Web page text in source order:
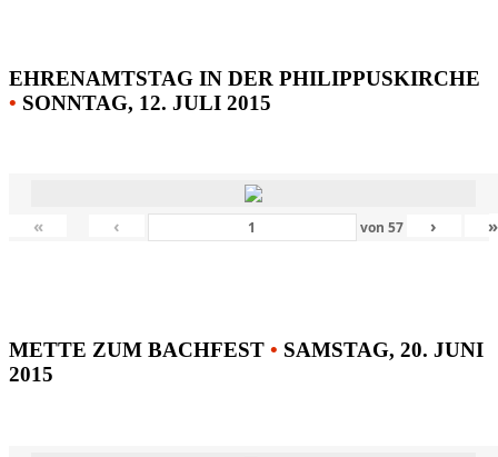
EHRENAMTSTAG IN DER PHILIPPUSKIRCHE
• SONNTAG, 12. JULI 2015
« ‹ von 57 › »
METTE ZUM BACHFEST • SAMSTAG, 20. JUNI
2015